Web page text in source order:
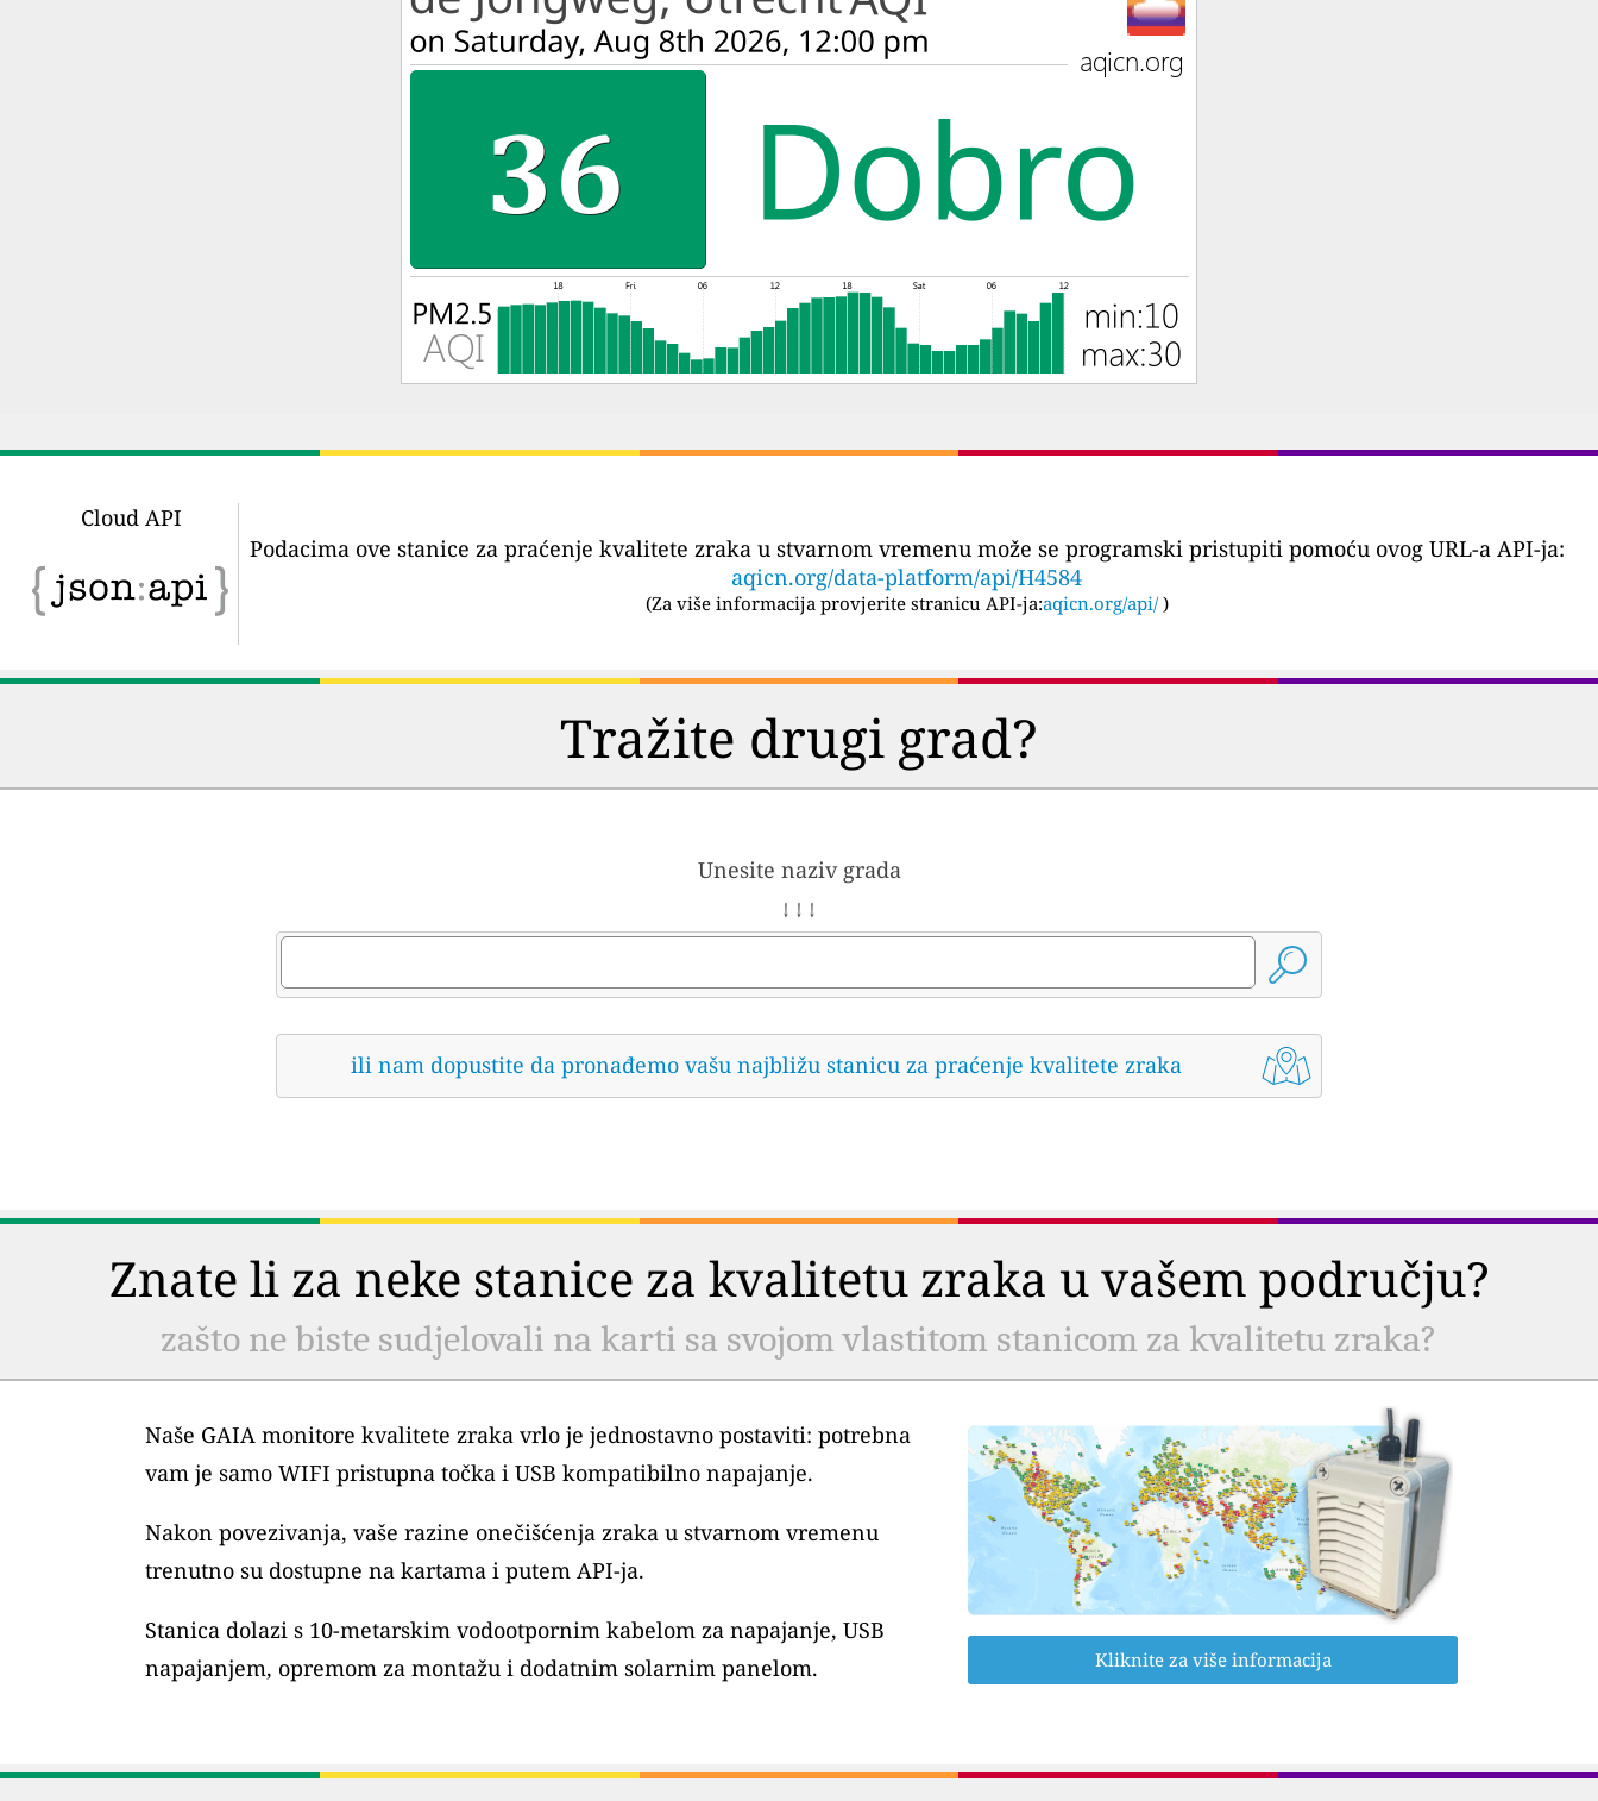
Cloud API
Podacima ove stanice za praćenje kvalitete zraka u stvarnom vremenu može se programski pristupiti pomoću ovog URL-a API-ja:
aqicn.org/data-platform/api/H4584
(Za više informacija provjerite stranicu API-ja:aqicn.org/api/ )
Tražite drugi grad?
Unesite naziv grada
↓ ↓ ↓
ili nam dopustite da pronađemo vašu najbližu stanicu za praćenje kvalitete zraka
Znate li za neke stanice za kvalitetu zraka u vašem području?
zašto ne biste sudjelovali na karti sa svojom vlastitom stanicom za kvalitetu zraka?
Naše GAIA monitore kvalitete zraka vrlo je jednostavno postaviti: potrebna
vam je samo WIFI pristupna točka i USB kompatibilno napajanje.
Nakon povezivanja, vaše razine onečišćenja zraka u stvarnom vremenu
trenutno su dostupne na kartama i putem API-ja.
Stanica dolazi s 10-metarskim vodootpornim kabelom za napajanje, USB
napajanjem, opremom za montažu i dodatnim solarnim panelom.
Kliknite za više informacija